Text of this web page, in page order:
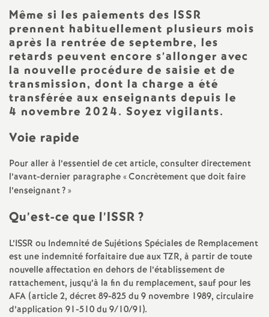
i
o
n
a
d
s
E
n
Même si les paiements des ISSR
prennent habituellement plusieurs mois
après la rentrée de septembre, les
retards peuvent encore s’allonger avec
la nouvelle procédure de saisie et de
transmission, dont la charge a été
transférée aux enseignants depuis le
4 novembre 2024. Soyez vigilants.
Voie rapide
Pour aller à l’essentiel de cet article, consulter directement
l’avant-dernier paragraphe «Concrètement que doit faire
l’enseignant?»
Qu’est-ce que l’ISSR ?
L’ISSR ou Indemnité de Sujétions Spéciales de Remplacement
est une indemnité forfaitaire due aux TZR, à partir de toute
nouvelle affectation en dehors de l’établissement de
rattachement, jusqu’à la fin du remplacement, sauf pour les
AFA (article 2, décret 89-825 du 9 novembre 1989, circulaire
d’application 91-510 du 9/10/91).